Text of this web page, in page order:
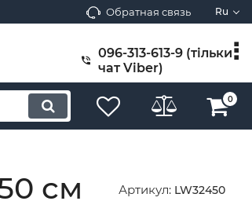
Обратная связь Ru
096-313-613-9 (тільки
чат Viber)
0
см
Артикул: LW32450